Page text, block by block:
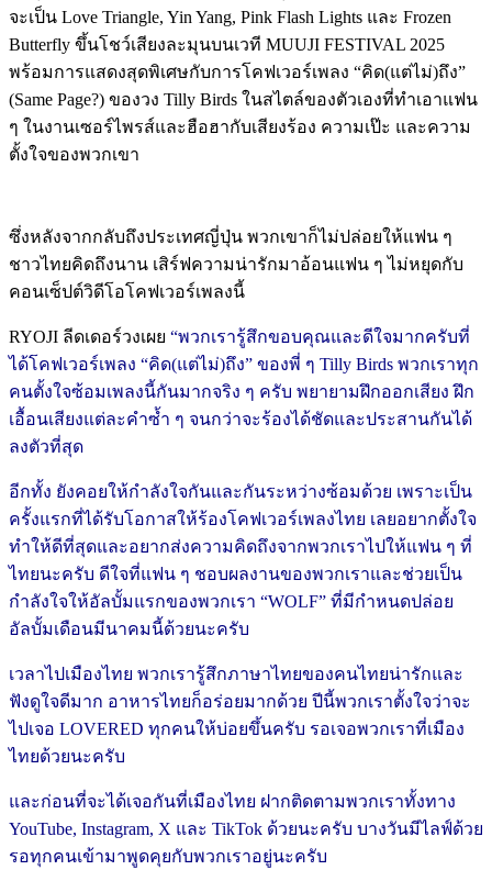
จะเป็น Love Triangle, Yin Yang, Pink Flash Lights และ Frozen
Butterfly ขึ้นโชว์เสียงละมุนบนเวที MUUJI FESTIVAL 2025
พร้อมการแสดงสุดพิเศษกับการโคฟเวอร์เพลง “คิด(แต่ไม่)ถึง”
(Same Page?) ของวง Tilly Birds ในสไตล์ของตัวเองที่ทำเอาแฟน
ๆ ในงานเซอร์ไพรส์และฮือฮากับเสียงร้อง ความเป๊ะ และความ
ตั้งใจของพวกเขา
ซึ่งหลังจากกลับถึงประเทศญี่ปุ่น พวกเขาก็ไม่ปล่อยให้แฟน ๆ
ชาวไทยคิดถึงนาน เสิร์ฟความน่ารักมาอ้อนแฟน ๆ ไม่หยุดกับ
คอนเซ็ปต์วิดีโอโคฟเวอร์เพลงนี้
RYOJI ลีดเดอร์วงเผย “พวกเรารู้สึกขอบคุณและดีใจมากครับที่
ได้โคฟเวอร์เพลง “คิด(แต่ไม่)ถึง” ของพี่ ๆ Tilly Birds พวกเราทุก
คนตั้งใจซ้อมเพลงนี้กันมากจริง ๆ ครับ พยายามฝึกออกเสียง ฝึก
เอื้อนเสียงแต่ละคำซ้ำ ๆ จนกว่าจะร้องได้ชัดและประสานกันได้
ลงตัวที่สุด
อีกทั้ง ยังคอยให้กำลังใจกันและกันระหว่างซ้อมด้วย เพราะเป็น
ครั้งแรกที่ได้รับโอกาสให้ร้องโคฟเวอร์เพลงไทย เลยอยากตั้งใจ
ทำให้ดีที่สุดและอยากส่งความคิดถึงจากพวกเราไปให้แฟน ๆ ที่
ไทยนะครับ ดีใจที่แฟน ๆ ชอบผลงานของพวกเราและช่วยเป็น
กำลังใจให้อัลบั้มแรกของพวกเรา “WOLF” ที่มีกำหนดปล่อย
อัลบั้มเดือนมีนาคมนี้ด้วยนะครับ
เวลาไปเมืองไทย พวกเรารู้สึกภาษาไทยของคนไทยน่ารักและ
ฟังดูใจดีมาก อาหารไทยก็อร่อยมากด้วย ปีนี้พวกเราตั้งใจว่าจะ
ไปเจอ LOVERED ทุกคนให้บ่อยขึ้นครับ รอเจอพวกเราที่เมือง
ไทยด้วยนะครับ
และก่อนที่จะได้เจอกันที่เมืองไทย ฝากติดตามพวกเราทั้งทาง
YouTube, Instagram, X และ TikTok ด้วยนะครับ บางวันมีไลฟ์ด้วย
รอทุกคนเข้ามาพูดคุยกับพวกเราอยู่นะครับ